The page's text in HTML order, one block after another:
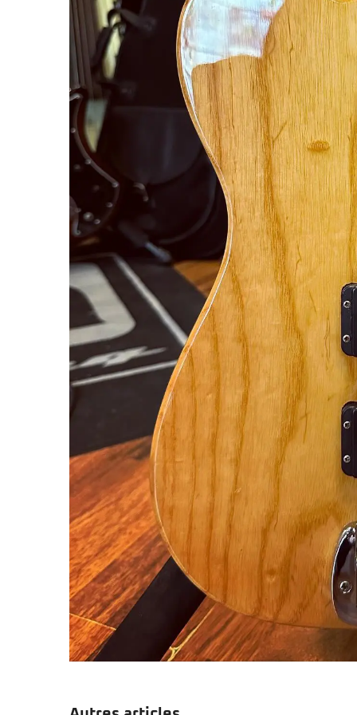
American Pro II
American Pro Classic
Nouveau
American Ultra II
American Vintage II
Vintera III
Vintera II
Player II
Made in Japan
Standard
Gold Foil
Godin
Guild
Gretsch
GMR Exclusivité
Bassforce
Hagstrom
miKro
Contrebasse UB
Kala
Lakland
Marcus Miller Sire
Serie F10
Serie M2
Serie P5
Serie P7
Serie U5
Serie V3
Serie V5
Serie V7
Serie Z3
Serie Z7
Markbass
Marleaux
Music Man
Prodipe